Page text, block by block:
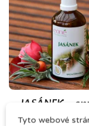
JASÁNEK –
čištění
Tyto webové